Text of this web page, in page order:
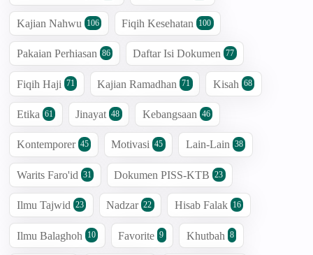
Kajian Nahwu 106 Fiqih Kesehatan 100
Pakaian Perhiasan 86 Daftar Isi Dokumen 77
Fiqih Haji 71 Kajian Ramadhan 71 Kisah 68
Etika 61 Jinayat 48 Kebangsaan 46
Kontemporer 45 Motivasi 45 Lain-Lain 38
Warits Faro'id 31 Dokumen PISS-KTB 23
Ilmu Tajwid 23 Nadzar 22 Hisab Falak 16
Ilmu Balaghoh 10 Favorite 9 Khutbah 8